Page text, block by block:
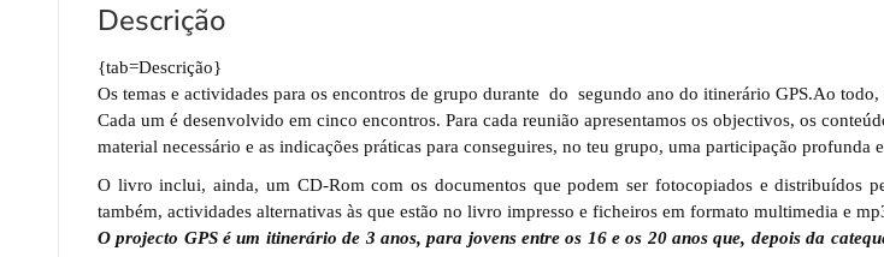
Descrição
{tab=Descrição}
Os temas e actividades para os encontros de grupo durante do segundo ano do itinerário GPS.Ao todo,
Cada um é desenvolvido em cinco encontros. Para cada reunião apresentamos os objectivos, os
material necessário e as indicações práticas para conseguires, no teu grupo, uma participação profunda
O livro inclui, ainda, um CD-Rom com os documentos que podem ser fotocopiados e distribuídos
também, actividades alternativas às que estão no livro impresso e ficheiros em formato multimedia e
O projecto GPS é um itinerário de 3 anos, para jovens entre os 16 e os 20 anos que, depois da